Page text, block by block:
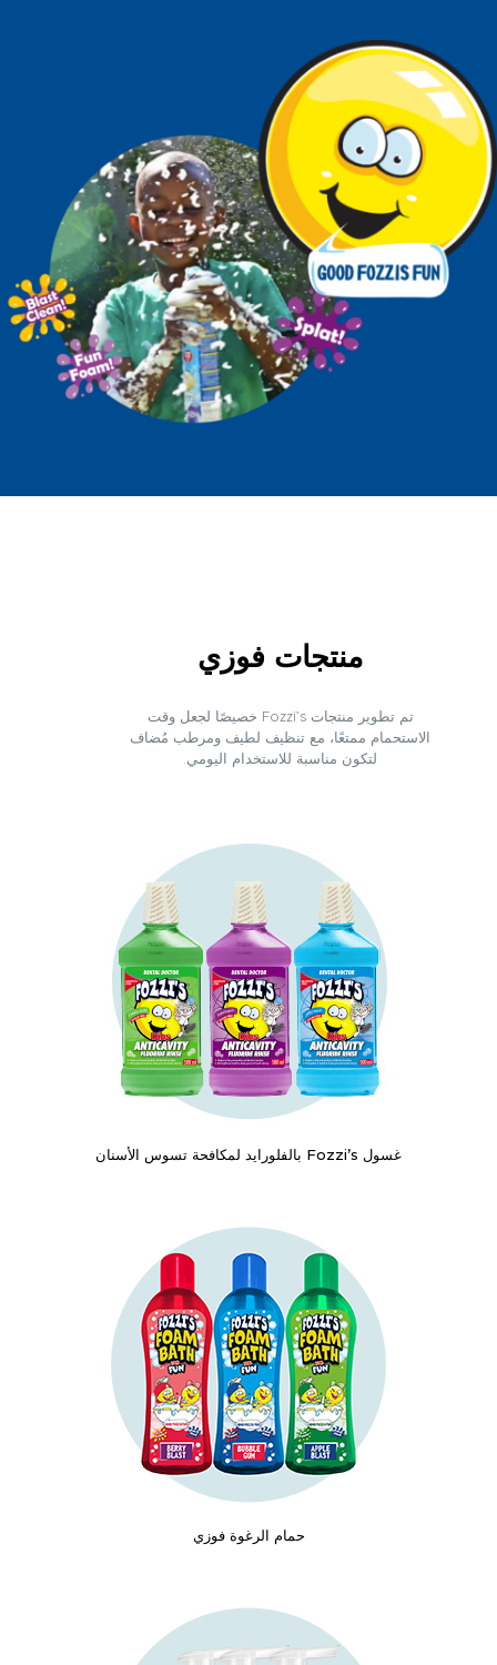
منتجات فوزي
تم تطوير منتجات Fozzi’s خصيصًا لجعل وقت
الاستحمام ممتعًا، مع تنظيف لطيف ومرطب مُضاف
لتكون مناسبة للاستخدام اليومي.
غسول Fozzi’s بالفلورايد لمكافحة تسوس الأسنان
حمام الرغوة فوزي